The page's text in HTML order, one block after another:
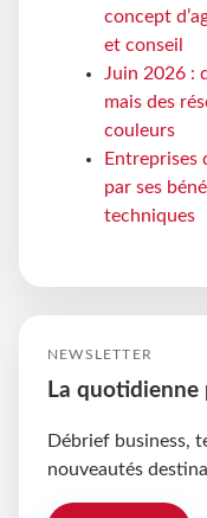
concept
et conseil
Juin 2026 :
mais des
couleurs
Entreprises
par ses
techniques
NEWSLETTER
La quotidienne
Débrief business,
nouveautés